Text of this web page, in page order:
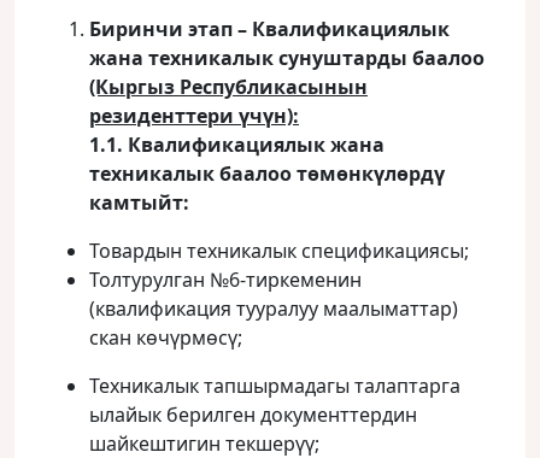
Биринчи этап – Квалификациялык
жана техникалык сунуштарды баалоо
(Кыргыз Республикасынын
резиденттери үчүн):
1.1. Квалификациялык жана
техникалык баалоо төмөнкүлөрдү
камтыйт:
Товардын техникалык спецификациясы;
Толтурулган №6-тиркеменин
(квалификация тууралуу маалыматтар)
скан көчүрмөсү;
Техникалык тапшырмадагы талаптарга
ылайык берилген документтердин
шайкештигин текшерүү;